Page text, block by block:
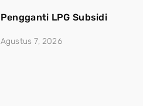
Pengganti LPG Subsidi
Agustus 7, 2026